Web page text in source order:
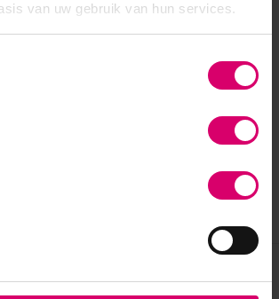
van uw gebruik van hun services.